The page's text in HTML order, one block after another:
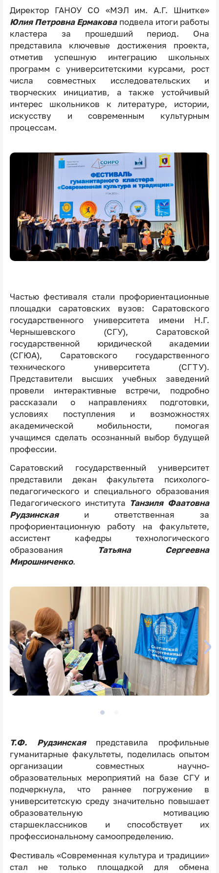
Директор ГАНОУ СО «МЭЛ им. А.Г. Шнитке»
Юлия Петровна Ермаковаподвела итоги работы
кластера за прошедший период. Она
представила ключевые достижения проекта,
отметив успешную интеграцию школьных
программ с университетскими курсами, рост
числа совместных исследовательских и
творческих инициатив, а также устойчивый
интерес школьников к литературе, истории,
искусству и современным культурным
процессам.
Частью фестиваля стали профориентационные
площадки саратовских вузов: Саратовского
государственного университета имени Н.Г.
Чернышевского (СГУ), Саратовской
государственной юридической академии
(СГЮА), Саратовского государственного
технического университета (СГТУ).
Представители высших учебных заведений
провели интерактивные встречи, подробно
рассказали о направлениях подготовки,
условиях поступления и возможностях
академической мобильности, помогая
учащимся сделать осознанный выбор будущей
профессии.
Саратовский государственный университет
представили декан факультета психолого-
педагогического и специального образования
Педагогического института Танзиля Фаатовна
Рудзинскаяи ответственная за
профориентационную работу на факультете,
ассистент кафедры технологического
образования
Татьяна Сергеевна
Мирошниченко.
Т.Ф. Рудзинскаяпредставила профильные
гуманитарные факультеты, поделилась опытом
организации совместных научно-
образовательных мероприятий на базе СГУ и
подчеркнула, что раннее погружение в
университетскую среду значительно повышает
образовательную мотивацию
старшеклассников и способствует их
профессиональному самоопределению.
Фестиваль «Современная культура и традиции»
стал не только площадкой для обмена